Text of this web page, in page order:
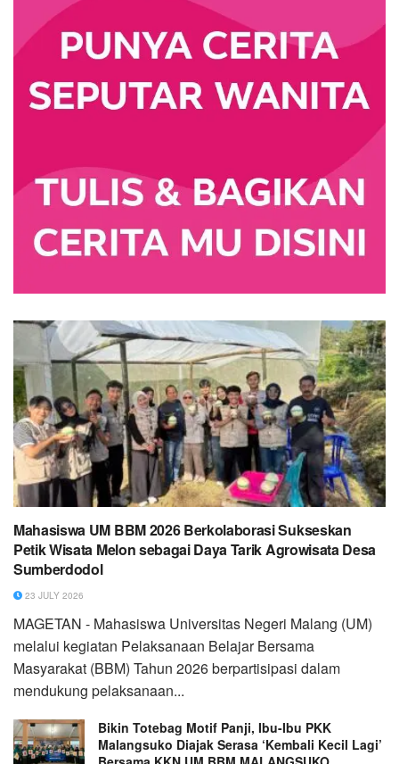
Mahasiswa UM BBM 2026 Berkolaborasi Sukseskan
Petik Wisata Melon sebagai Daya Tarik Agrowisata Desa
Sumberdodol
23 JULY 2026
MAGETAN - Mahasiswa Universitas Negeri Malang (UM)
melalui kegiatan Pelaksanaan Belajar Bersama
Masyarakat (BBM) Tahun 2026 berpartisipasi dalam
mendukung pelaksanaan...
Bikin Totebag Motif Panji, Ibu-Ibu PKK
Malangsuko Diajak Serasa ‘Kembali Kecil Lagi’